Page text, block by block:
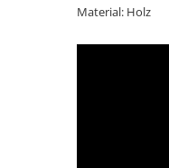
Material: Holz